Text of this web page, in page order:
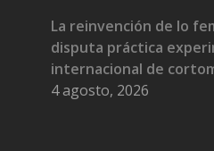
La reinvención de lo
disputa práctica
internacional de
4 agosto, 2026